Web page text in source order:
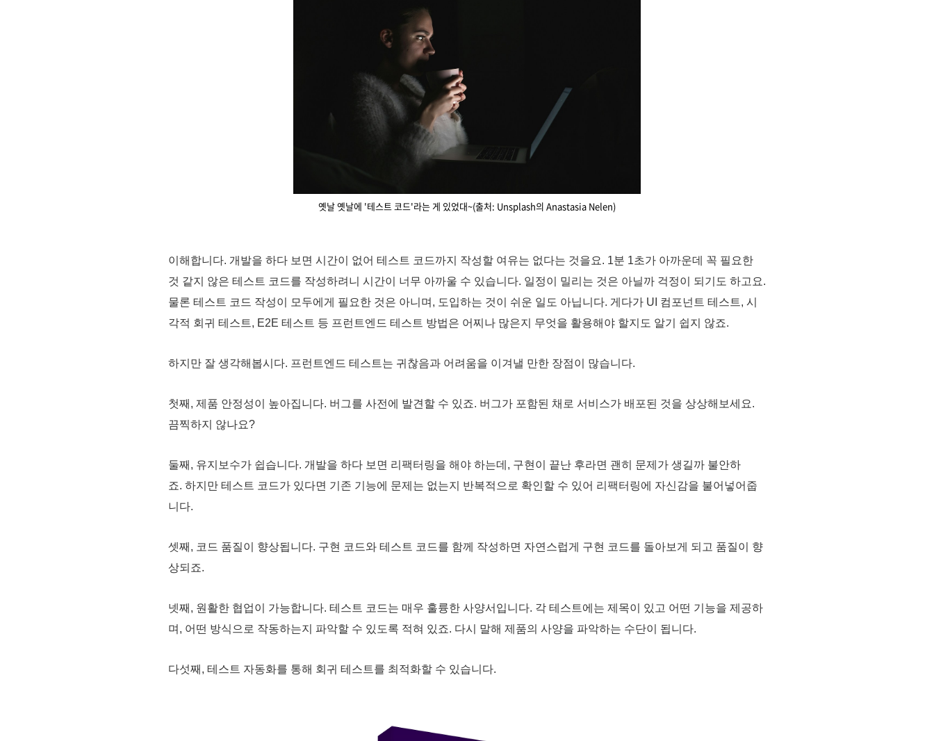
옛날 옛날에 '테스트 코드'라는 게 있었대~(출처: Unsplash의 Anastasia Nelen)
이해합니다. 개발을 하다 보면 시간이 없어 테스트 코드까지 작성할 여유는 없다는 것을요. 1분 1초가 아까운데 꼭 필요한
것 같지 않은 테스트 코드를 작성하려니 시간이 너무 아까울 수 있습니다. 일정이 밀리는 것은 아닐까 걱정이 되기도 하고요.
물론 테스트 코드 작성이 모두에게 필요한 것은 아니며, 도입하는 것이 쉬운 일도 아닙니다. 게다가 UI 컴포넌트 테스트, 시
각적 회귀 테스트, E2E 테스트 등 프런트엔드 테스트 방법은 어찌나 많은지 무엇을 활용해야 할지도 알기 쉽지 않죠.
하지만 잘 생각해봅시다. 프런트엔드 테스트는 귀찮음과 어려움을 이겨낼 만한 장점이 많습니다.
첫째, 제품 안정성이 높아집니다. 버그를 사전에 발견할 수 있죠. 버그가 포함된 채로 서비스가 배포된 것을 상상해보세요.
끔찍하지 않나요?
둘째, 유지보수가 쉽습니다. 개발을 하다 보면 리팩터링을 해야 하는데, 구현이 끝난 후라면 괜히 문제가 생길까 불안하
죠. 하지만 테스트 코드가 있다면 기존 기능에 문제는 없는지 반복적으로 확인할 수 있어 리팩터링에 자신감을 불어넣어줍
니다.
셋째, 코드 품질이 향상됩니다. 구현 코드와 테스트 코드를 함께 작성하면 자연스럽게 구현 코드를 돌아보게 되고 품질이 향
상되죠.
넷째, 원활한 협업이 가능합니다. 테스트 코드는 매우 훌륭한 사양서입니다. 각 테스트에는 제목이 있고 어떤 기능을 제공하
며, 어떤 방식으로 작동하는지 파악할 수 있도록 적혀 있죠. 다시 말해 제품의 사양을 파악하는 수단이 됩니다.
다섯째, 테스트 자동화를 통해 회귀 테스트를 최적화할 수 있습니다.